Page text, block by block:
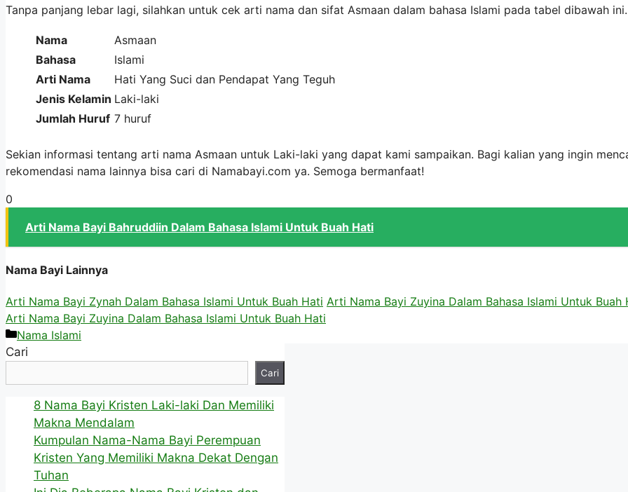
Tanpa panjang lebar lagi, silahkan untuk cek arti nama dan sifat Asmaan dalam bahasa Islami pada tabel dibawah ini.
Nama
Asmaan
Bahasa
Islami
Arti Nama
Hati Yang Suci dan Pendapat Yang Teguh
Jenis Kelamin Laki-laki
Jumlah Huruf 7 huruf
Sekian informasi tentang arti nama Asmaan untuk Laki-laki yang dapat kami sampaikan. Bagi kalian yang ingin
rekomendasi nama lainnya bisa cari di Namabayi.com ya. Semoga bermanfaat!
0
Arti Nama Bayi Bahruddiin Dalam Bahasa Islami Untuk Buah Hati
Nama Bayi Lainnya
Arti Nama Bayi Zynah Dalam Bahasa Islami Untuk Buah Hati Arti Nama Bayi Zuyina Dalam Bahasa Islami Untuk Buah
Arti Nama Bayi Zuyina Dalam Bahasa Islami Untuk Buah Hati
Kategori
Nama Islami
Cari
Cari
8 Nama Bayi Kristen Laki-laki Dan Memiliki
Makna Mendalam
Kumpulan Nama-Nama Bayi Perempuan
Kristen Yang Memiliki Makna Dekat Dengan
Tuhan